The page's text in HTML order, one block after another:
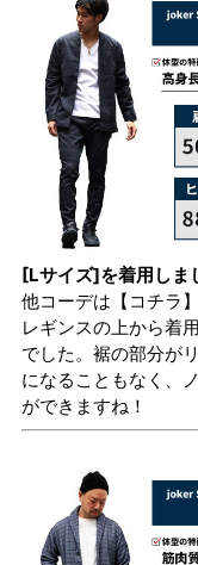
[Lサイズ]を着用しま
他コーデは 【コチラ】
レギンスの上から着
でした。裾の部分が
になることもなく、
ができますね！